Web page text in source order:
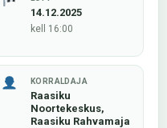
14.12.2025
kell 16:00
KORRALDAJA
Raasiku
Noortekeskus,
Raasiku Rahvamaja